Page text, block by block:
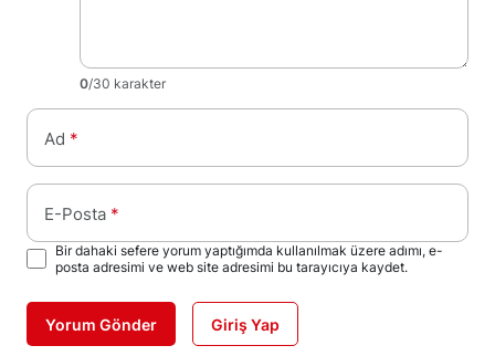
0/30 karakter
Ad *
E-Posta *
Bir dahaki sefere yorum yaptığımda kullanılmak üzere adımı, e-
posta adresimi ve web site adresimi bu tarayıcıya kaydet.
Yorum Gönder Giriş Yap